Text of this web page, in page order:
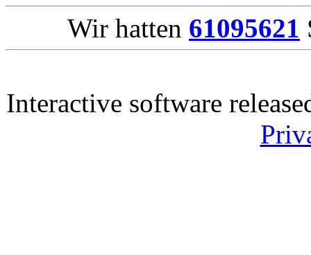
Wir hatten 61095621
Interactive software